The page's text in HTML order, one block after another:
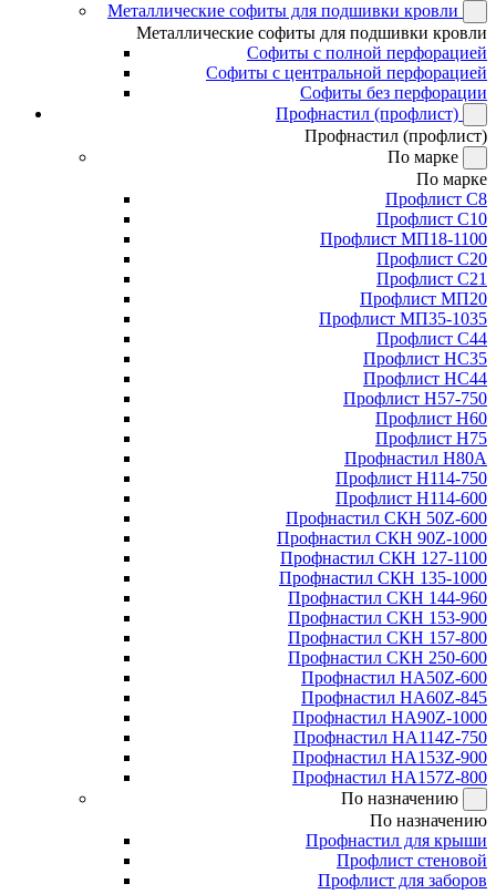
Металлические софиты для подшивки кровли
Металлические софиты для подшивки кровли
Софиты с полной перфорацией
Софиты с центральной перфорацией
Софиты без перфорации
Профнастил (профлист)
Профнастил (профлист)
По марке
По марке
Профлист С8
Профлист С10
Профлист МП18-1100
Профлист С20
Профлист С21
Профлист МП20
Профлист МП35-1035
Профлист С44
Профлист НС35
Профлист НС44
Профлист Н57-750
Профлист Н60
Профлист Н75
Профнастил Н80А
Профлист Н114-750
Профлист Н114-600
Профнастил СКН 50Z-600
Профнастил СКН 90Z-1000
Профнастил СКН 127-1100
Профнастил СКН 135-1000
Профнастил СКН 144-960
Профнастил СКН 153-900
Профнастил СКН 157-800
Профнастил СКН 250-600
Профнастил НА50Z-600
Профнастил НА60Z-845
Профнастил НА90Z-1000
Профнастил НА114Z-750
Профнастил НА153Z-900
Профнастил НА157Z-800
По назначению
По назначению
Профнастил для крыши
Профлист стеновой
Профлист для заборов